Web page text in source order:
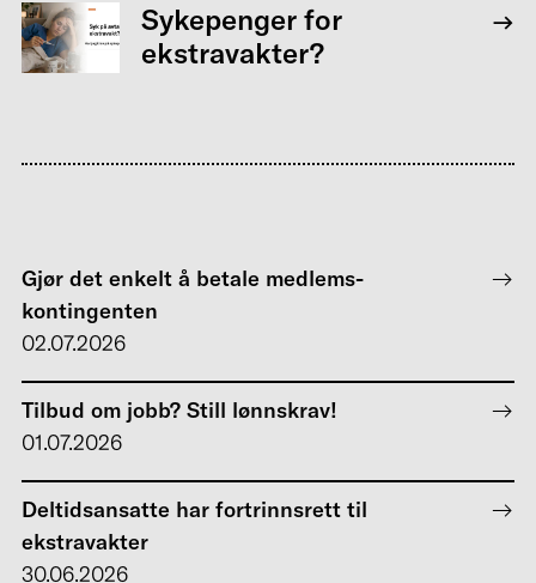
Sykepenger for
ekstravakter?
Gjør det enkelt å betale medlems-
kontingenten
02.07.2026
Tilbud om jobb? Still lønnskrav!
01.07.2026
Deltidsansatte har fortrinnsrett til
ekstravakter
30.06.2026